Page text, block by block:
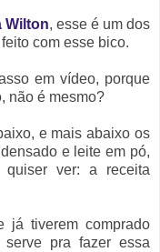
Wilton, esse é um dos
com esse bico.
em vídeo, porque
não é mesmo?
e mais abaixo os
e leite em pó,
ver: a receita
já tiverem comprado
pra fazer essa